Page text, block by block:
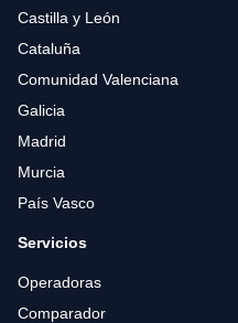
Castilla y León
Cataluña
Comunidad Valenciana
Galicia
Madrid
Murcia
País Vasco
Servicios
Operadoras
Comparador